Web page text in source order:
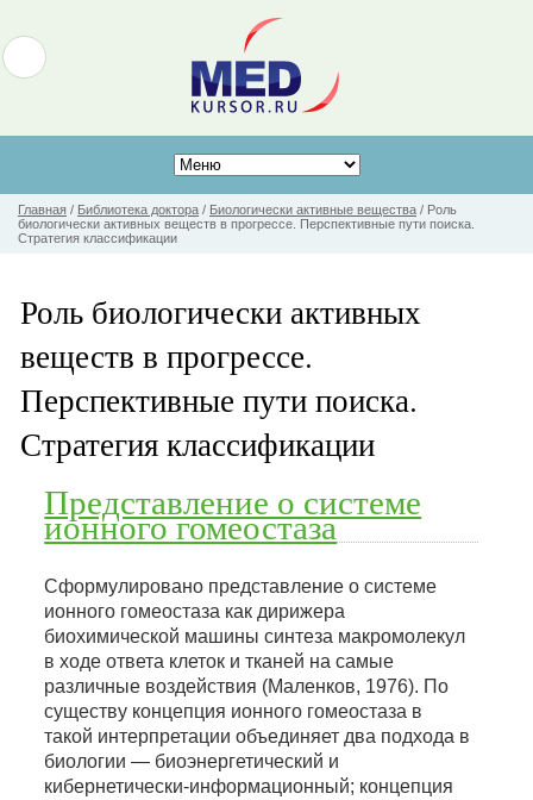
Главная / Библиотека доктора / Биологически активные вещества / Роль
биологически активных веществ в прогрессе. Перспективные пути поиска.
Стратегия классификации
Роль биологически активных
веществ в прогрессе.
Перспективные пути поиска.
Стратегия классификации
Представление о системе
ионного гомеостаза
Сформулировано представление о системе
ионного гомеостаза как дирижера
биохимической машины синтеза макромолекул
в ходе ответа клеток и тканей на самые
различные воздействия (Маленков, 1976). По
существу концепция ионного гомеостаза в
такой интерпретации объединяет два подхода в
биологии — биоэнергетический и
кибернетически-информационный; концепция